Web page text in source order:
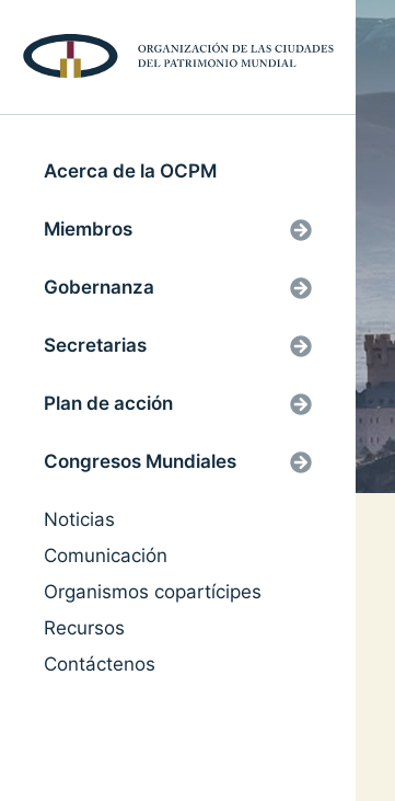
Acerca de la OCPM
Miembros
Gobernanza
Secretarias
Plan de acción
Congresos Mundiales
Noticias
Comunicación
Organismos copartícipes
Recursos
Contáctenos